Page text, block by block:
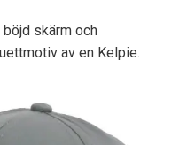
skärm och
av en Kelpie.